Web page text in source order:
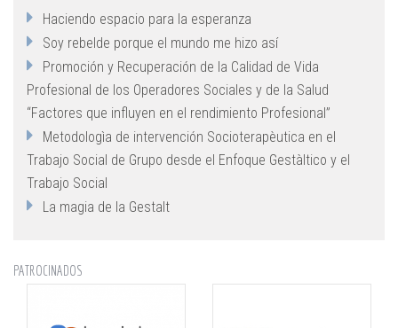
Haciendo espacio para la esperanza
Soy rebelde porque el mundo me hizo así
Promoción y Recuperación de la Calidad de Vida
Profesional de los Operadores Sociales y de la Salud
“Factores que influyen en el rendimiento Profesional”
Metodologìa de intervención Socioterapèutica en el
Trabajo Social de Grupo desde el Enfoque Gestàltico y el
Trabajo Social
La magia de la Gestalt
PATROCINADOS